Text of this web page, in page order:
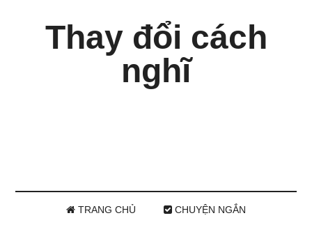
Thay đổi cách
nghĩ
TRANG CHỦ CHUYỆN NGẮN